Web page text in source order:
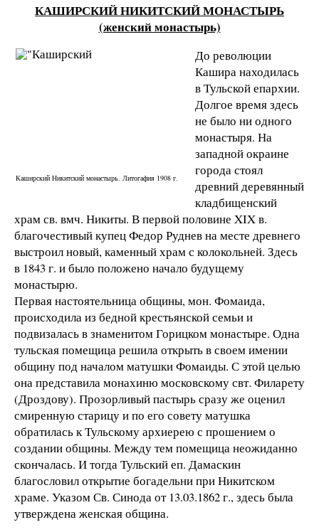
КАШИРСКИЙ НИКИТСКИЙ МОНАСТЫРЬ
(женский монастырь)
Каширский Никитский монастырь. Литогафия 1908 г.
До революции
Кашира находилась
в Тульской епархии.
Долгое время здесь
не было ни одного
монастыря. На
западной окраине
города стоял
древний деревянный
кладбищенский
храм св. вмч. Никиты. В первой половине XIX в.
благочестивый купец Федор Руднев на месте древнего
выстроил новый, каменный храм с колокольней. Здесь
в 1843 г. и было положено начало будущему
монастырю.
Первая настоятельница общины, мон. Фомаида,
происходила из бедной крестьянской семьи и
подвизалась в знаменитом Горицком монастыре. Одна
тульская помещица решила открыть в своем имении
общину под началом матушки Фомаиды. С этой целью
она представила монахиню московскому свт. Филарету
(Дроздову). Прозорливый пастырь сразу же оценил
смиренную старицу и по его совету матушка
обратилась к Тульскому архиерею с прошением о
создании общины. Между тем помещица неожиданно
скончалась. И тогда Тульский еп. Дамаскин
благословил открытие богадельни при Никитском
храме. Указом Св. Синода от 13.03.1862 г., здесь была
утверждена женская община.